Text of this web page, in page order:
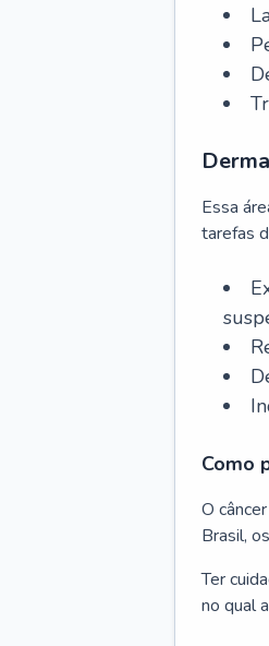
Essa
tarefas
Como
O
Brasil,
Ter
no qual